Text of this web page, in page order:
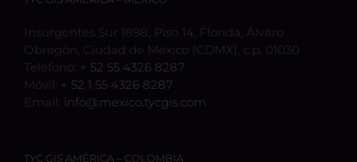
Insurgentes Sur 1898, Piso 14, Florida, Álvaro
Obregón, Ciudad de México (CDMX), c.p. 01030
Teléfono: + 52 55 4326 8287
Móvil: + 52 1 55 4326 8287
Email: info@mexico.tycgis.com
TYC GIS AMÉRICA – COLOMBIA